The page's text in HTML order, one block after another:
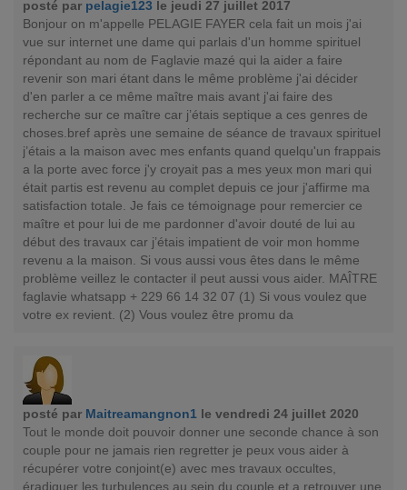
posté par pelagie123 le jeudi 27 juillet 2017
Bonjour on m'appelle PELAGIE FAYER cela fait un mois j'ai
vue sur internet une dame qui parlais d'un homme spirituel
répondant au nom de Faglavie mazé qui la aider a faire
revenir son mari étant dans le même problème j'ai décider
d'en parler a ce même maître mais avant j'ai faire des
recherche sur ce maître car j’étais septique a ces genres de
choses.bref après une semaine de séance de travaux spirituel
j’étais a la maison avec mes enfants quand quelqu'un frappais
a la porte avec force j'y croyait pas a mes yeux mon mari qui
était partis est revenu au complet depuis ce jour j'affirme ma
satisfaction totale. Je fais ce témoignage pour remercier ce
maître et pour lui de me pardonner d'avoir douté de lui au
début des travaux car j’étais impatient de voir mon homme
revenu a la maison. Si vous aussi vous êtes dans le même
problème veillez le contacter il peut aussi vous aider. MAÎTRE
faglavie whatsapp + 229 66 14 32 07 (1) Si vous voulez que
votre ex revient. (2) Vous voulez être promu da
posté par Maitreamangnon1 le vendredi 24 juillet 2020
Tout le monde doit pouvoir donner une seconde chance à son
couple pour ne jamais rien regretter je peux vous aider à
récupérer votre conjoint(e) avec mes travaux occultes,
éradiquer les turbulences au sein du couple et a retrouver une